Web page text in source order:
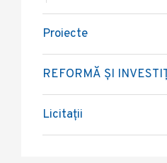
Proiecte
REFORMĂ ȘI
Licitații